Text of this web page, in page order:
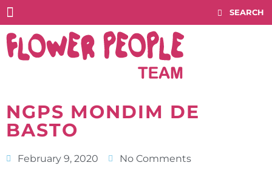
NGPS MONDIM DE
BASTO
February 9, 2020 No Comments